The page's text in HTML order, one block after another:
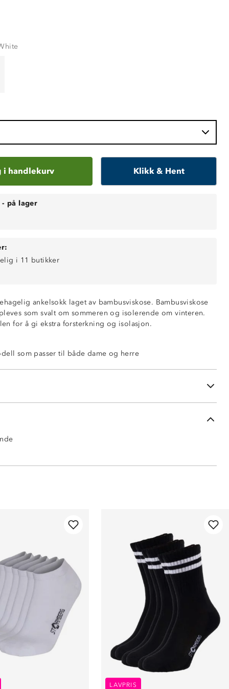
i handlekurv Klikk & Hent
- på lager
i 11 butikker
ankelsokk laget av bambusviskose. Bambusviskose
som svalt om sommeren og isolerende om vinteren.
for å gi ekstra forsterkning og isolasjon.
som passer til både dame og herre
LAVPRIS